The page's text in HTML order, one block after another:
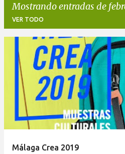
Mostrando entradas de
VER TODO
Málaga Crea 2019